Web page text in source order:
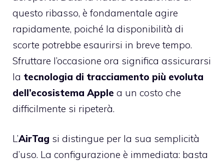
questo ribasso, è fondamentale agire
rapidamente, poiché la disponibilità di
scorte potrebbe esaurirsi in breve tempo.
Sfruttare l’occasione ora significa assicurarsi
la tecnologia di tracciamento più evoluta
dell’ecosistema Apple a un costo che
difficilmente si ripeterà.
L’AirTag si distingue per la sua semplicità
d’uso. La configurazione è immediata: basta